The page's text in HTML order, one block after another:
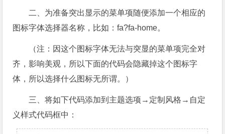
二、为准备突出显示的菜单项随便添加一个相应的
图标字体选择器名称，比如：fa?fa-home。
（注：因这个图标字体无法与突显的菜单项完全对
齐，影响美观，所以下面的代码会隐藏掉这个图标字
体，所以选择什么图标无所谓。）
三、将如下代码添加到主题选项→定制风格→自定
义样式代码框中：